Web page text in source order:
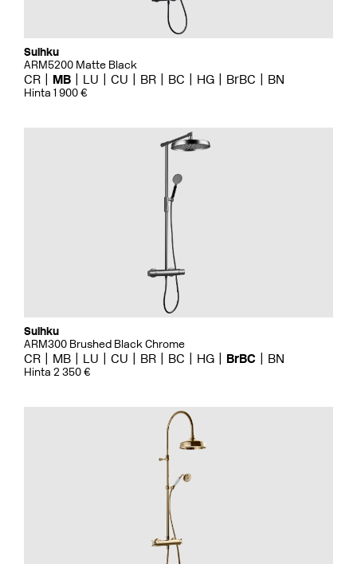
Suihku
ARM5200 Matte Black
CR MB LU CU BR BC HG BrBC BN
Hinta 1 900 €
Suihku
ARM300 Brushed Black Chrome
CR MB LU CU BR BC HG BrBC BN
Hinta 2 350 €